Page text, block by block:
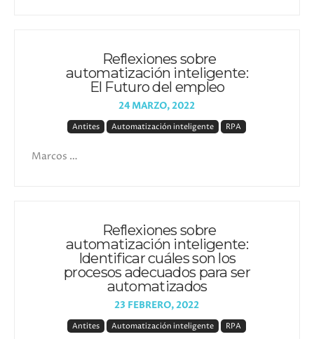
Reflexiones sobre
automatización inteligente:
El Futuro del empleo
24 MARZO, 2022
Antites Automatización inteligente RPA
Marcos …
Reflexiones sobre
automatización inteligente:
Identificar cuáles son los
procesos adecuados para ser
automatizados
23 FEBRERO, 2022
Antites Automatización inteligente RPA